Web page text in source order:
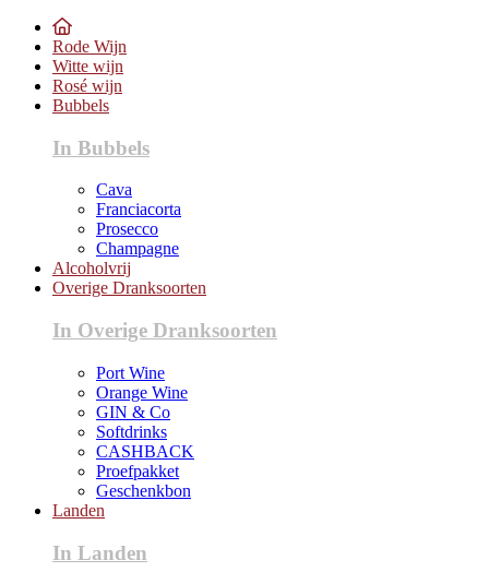
Rode Wijn
Witte wijn
Rosé wijn
Bubbels
In Bubbels
Cava
Franciacorta
Prosecco
Champagne
Alcoholvrij
Overige Dranksoorten
In Overige Dranksoorten
Port Wine
Orange Wine
GIN & Co
Softdrinks
CASHBACK
Proefpakket
Geschenkbon
Landen
In Landen